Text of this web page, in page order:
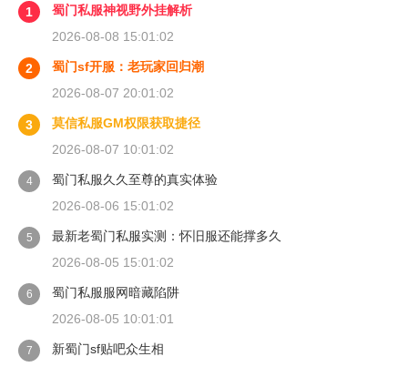
1
蜀门私服神视野外挂解析
2026-08-08 15:01:02
2
蜀门sf开服：老玩家回归潮
2026-08-07 20:01:02
3
莫信私服GM权限获取捷径
2026-08-07 10:01:02
4
蜀门私服久久至尊的真实体验
2026-08-06 15:01:02
5
最新老蜀门私服实测：怀旧服还能撑多久
2026-08-05 15:01:02
6
蜀门私服服网暗藏陷阱
2026-08-05 10:01:01
7 新蜀门sf贴吧众生相